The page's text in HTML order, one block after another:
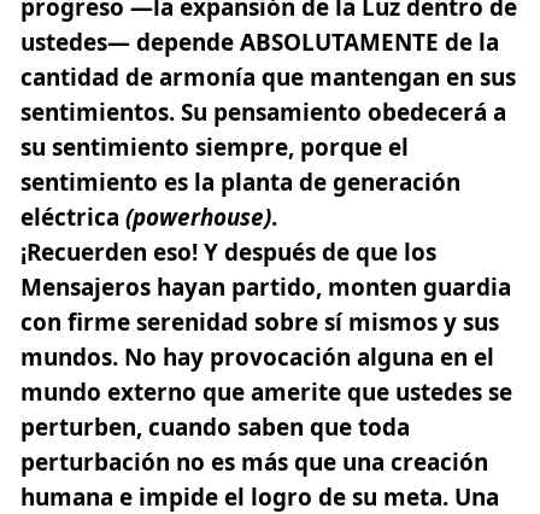
progreso —la expansión de la Luz dentro de
ustedes— depende ABSOLUTAMENTE de la
cantidad de armonía que mantengan en sus
sentimientos. Su pensamiento obedecerá a
su sentimiento siempre, porque el
sentimiento es la planta de generación
eléctrica (powerhouse).
¡Recuerden eso! Y después de que los
Mensajeros hayan partido, monten guardia
con firme serenidad sobre sí mismos y sus
mundos. No hay provocación alguna en el
mundo externo que amerite que ustedes se
perturben, cuando saben que toda
perturbación no es más que una creación
humana e impide el logro de su meta. Una